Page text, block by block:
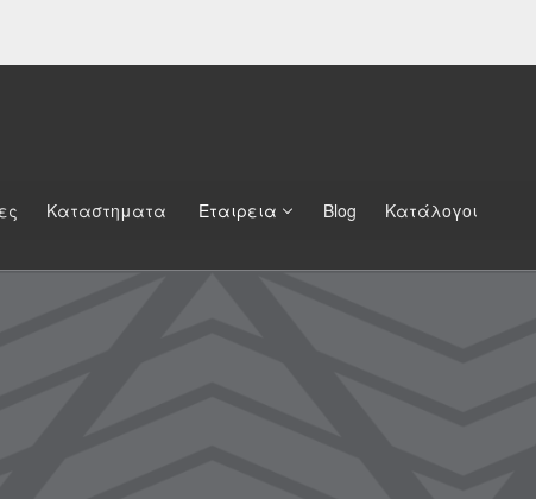
Καταστηματα Εταιρεια Blog Κατάλογοι